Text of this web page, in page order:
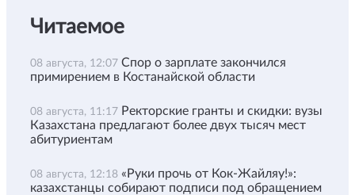
Читаемое
08 августа, 12:07 Спор о зарплате закончился
примирением в Костанайской области
08 августа, 11:17 Ректорские гранты и скидки: вузы
Казахстана предлагают более двух тысяч мест
абитуриентам
08 августа, 12:18 «Руки прочь от Кок-Жайляу!»:
казахстанцы собирают подписи под обращением